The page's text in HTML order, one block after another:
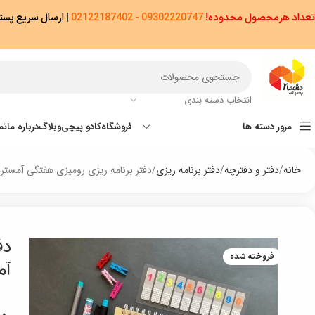
انتخاب دسته بندی
مرور دسته ها
فروشگاهکادو پیچیوبلاگدرباره ما
خانه دفتر و دفترچه دفتر برنامه ریزی دفتر برنامه ریزی رومیزی هفتگی
فروخته شده
تعداد هرمحصول محدوده!09302220747 - 02122187402
|ارسال سریع پستی پیشتاز/